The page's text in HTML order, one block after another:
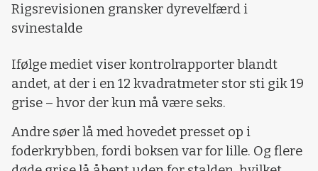
Rigsrevisionen gransker dyrevelfærd i
svinestalde
Ifølge mediet viser kontrolrapporter blandt
andet, at der i en 12 kvadratmeter stor sti gik 19
grise – hvor der kun må være seks.
Andre søer lå med hovedet presset op i
foderkrybben, fordi boksen var for lille. Og flere